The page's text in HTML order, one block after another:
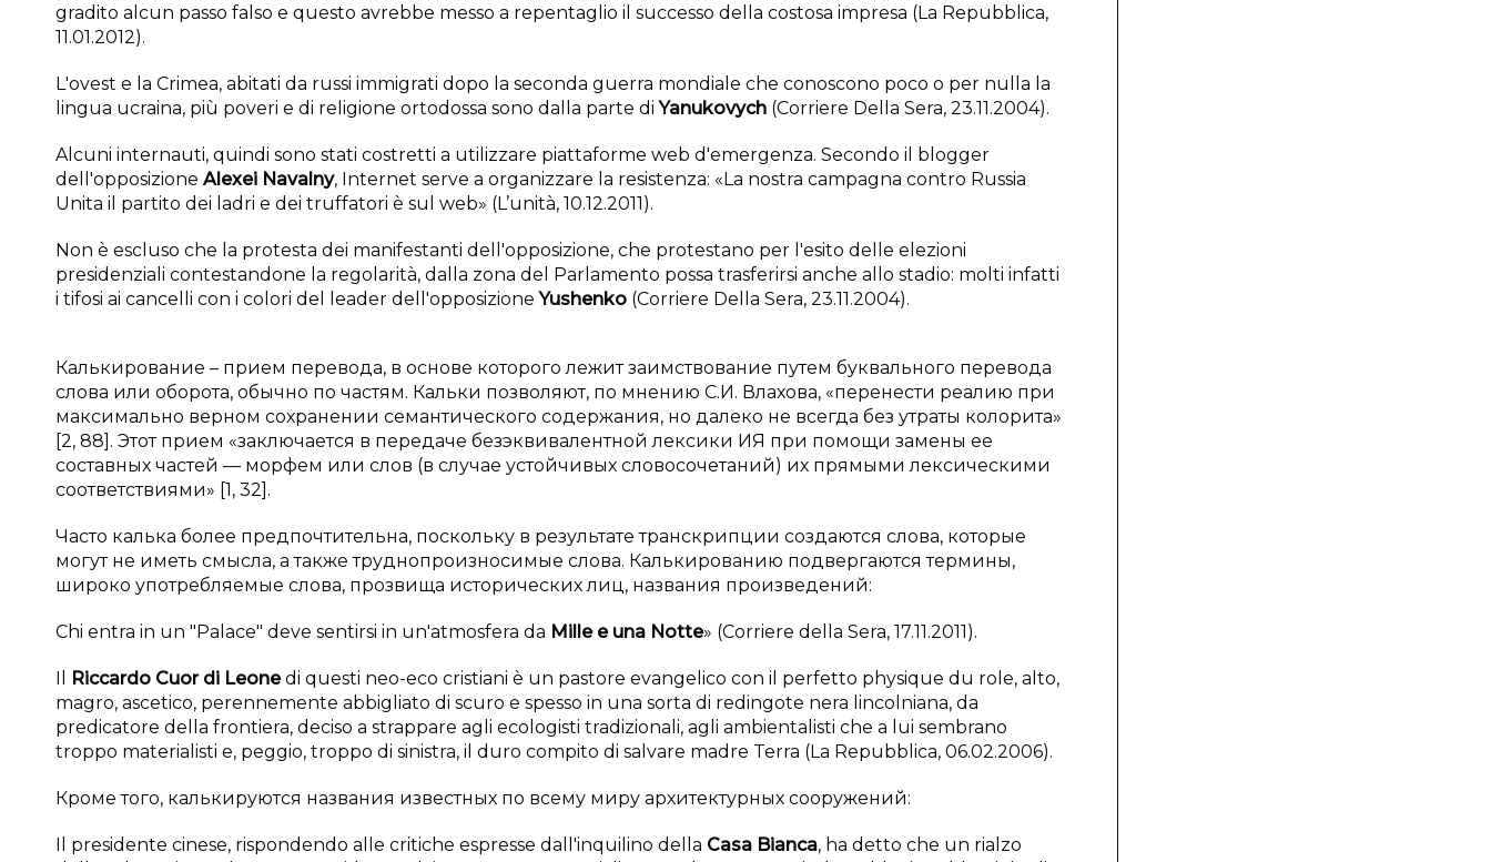
gradito alcun passo falso e questo avrebbe messo a repentaglio il successo della costosa impresa (La Repubblica,
11.01.2012).
L'ovest e la Crimea, abitati da russi immigrati dopo la seconda guerra mondiale che conoscono poco o per nulla la
lingua ucraina, più poveri e di religione ortodossa sono dalla parte diYanukovych (Corriere Della Sera, 23.11.2004).
Alcuni internauti, quindi sono stati costretti a utilizzare piattaforme web d'emergenza. Secondo il blogger
dell'opposizione Alexei Navalny, Internet serve a organizzare la resistenza: «La nostra campagna contro Russia
Unita il partito dei ladri e dei truffatori è sul web» (L’unità, 10.12.2011).
Non è escluso che la protesta dei manifestanti dell'opposizione, che protestano per l'esito delle elezioni
presidenziali contestandone la regolarità, dalla zona del Parlamento possa trasferirsi anche allo stadio: molti infatti
i tifosi ai cancelli con i colori del leader dell'opposizioneYushenko (Corriere Della Sera, 23.11.2004).
Калькирование – прием перевода, в основе которого лежит заимствование путем буквального перевода
слова или оборота, обычно по частям. Кальки позволяют, по мнению С.И. Влахова, «перенести реалию при
максимально верном сохранении семантического содержания, но далеко не всегда без утраты колорита»
[2, 88]. Этот прием «заключается в передаче безэквивалентной лексики ИЯ при помощи замены ее
составных частей — морфем или слов (в случае устойчивых словосочетаний) их прямыми лексическими
соответствиями» [1, 32].
Часто калька более предпочтительна, поскольку в результате транскрипции создаются слова, которые
могут не иметь смысла, а также труднопроизносимые слова. Калькированию подвергаются термины,
широко употребляемые слова, прозвища исторических лиц, названия произведений:
Chi entra in un "Palace" deve sentirsi in un'atmosfera da Mille e una Notte» (Corriere della Sera, 17.11.2011).
Il Riccardo Cuor di Leonedi questi neo-eco cristiani è un pastore evangelico con il perfetto physique du role, alto,
magro, ascetico, perennemente abbigliato di scuro e spesso in una sorta di redingote nera lincolniana, da
predicatore della frontiera, deciso a strappare agli ecologisti tradizionali, agli ambientalisti che a lui sembrano
troppo materialisti e, peggio, troppo di sinistra, il duro compito di salvare madre Terra (La Repubblica, 06.02.2006).
Кроме того, калькируются названия известных по всему миру архитектурных сооружений:
Il presidente cinese, rispondendo alle critiche espresse dall'inquilino della Casa Bianca, ha detto che un rialzo